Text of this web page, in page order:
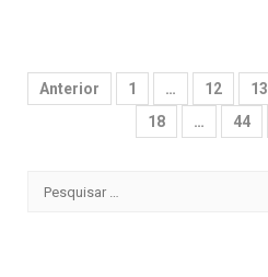
Paginação
Anterior 1 … 12 13
18
… 44
Pesquisar